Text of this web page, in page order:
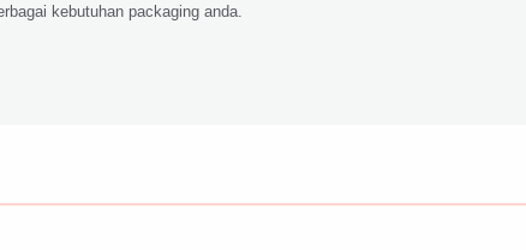
kebutuhan packaging anda.